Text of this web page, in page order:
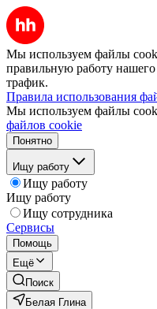
Мы используем файлы
правильную работу нашего
трафик.
Правила использования
Мы используем файлы
файлов cookie
Понятно
Ищу работу
Ищу работу
Ищу работу
Ищу сотрудника
Сервисы
Помощь
Ещё
Поиск
Белая Глина